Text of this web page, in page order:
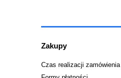
Zakupy
Czas realizacji zamówienia